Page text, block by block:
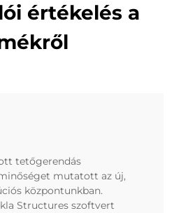
értékelés a
tetőgerendás
mutatott az új,
központunkban.
Structures szoftvert